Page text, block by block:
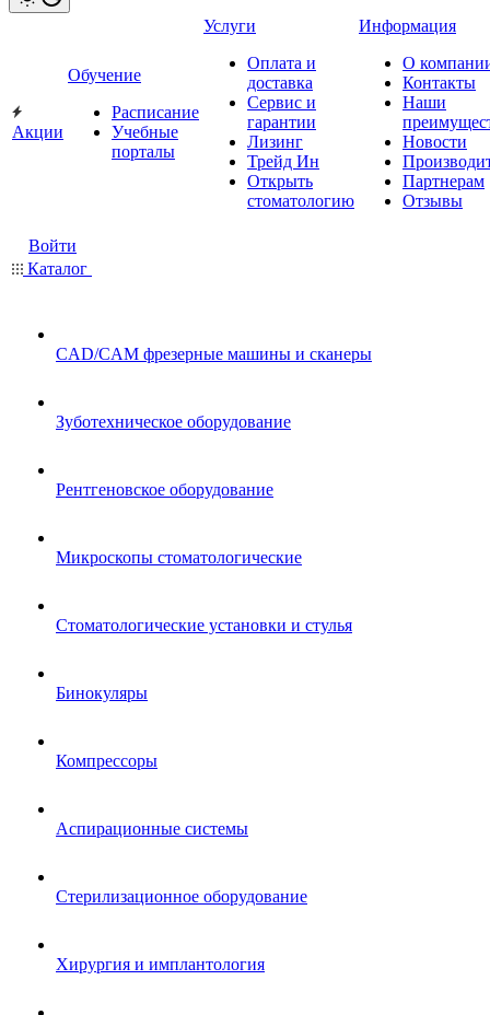
Акции
Обучение
Расписание
Учебные
порталы
Услуги
Оплата и
доставка
Сервис и
гарантии
Лизинг
Трейд Ин
Открыть
стоматологию
Информация
О
Контакты
Наши
Новости
Партнерам
Отзывы
Войти
Каталог
CAD/CAM фрезерные машины и сканеры
Зуботехническое оборудование
Рентгеновское оборудование
Микроскопы стоматологические
Стоматологические установки и стулья
Бинокуляры
Компрессоры
Аспирационные системы
Стерилизационное оборудование
Хирургия и имплантология